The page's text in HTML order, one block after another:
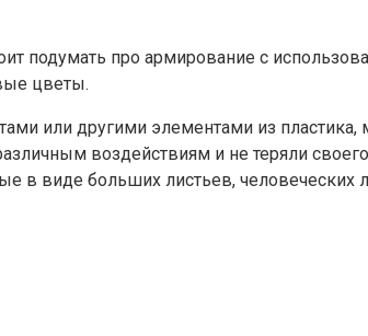
подумать про армирование с
цветы.
или другими элементами из
воздействиям и не теряли
в виде больших листьев, человеческих